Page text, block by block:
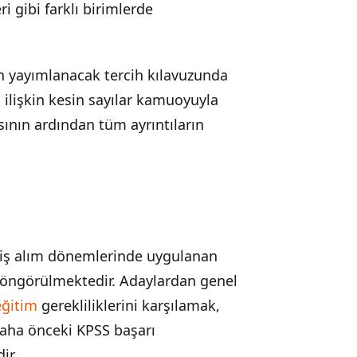
gibi farklı birimlerde
yayımlanacak tercih kılavuzunda
kesin sayılar kamuoyuyla
ardından tüm ayrıntıların
alım dönemlerinde uygulanan
Adaylardan genel
gerekliliklerini karşılamak,
önceki KPSS başarı